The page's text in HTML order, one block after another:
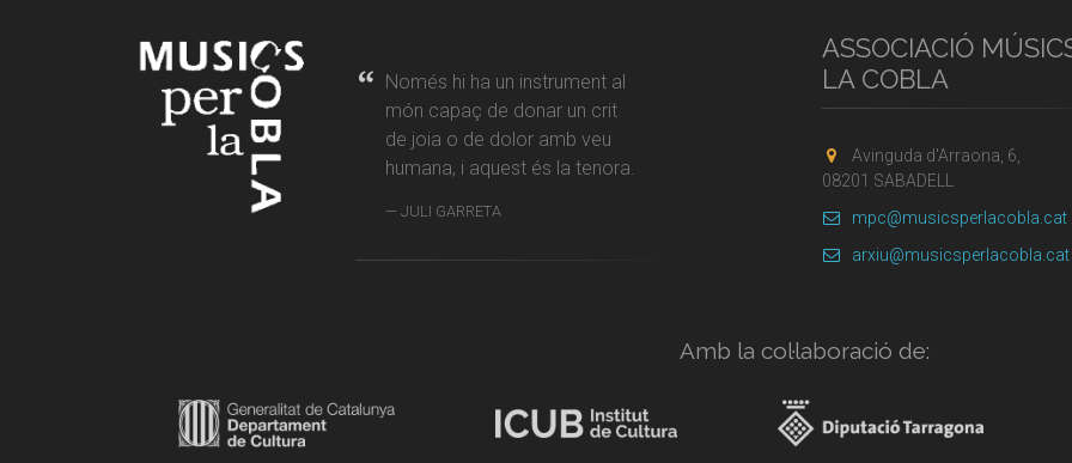
Només hi ha un instrument al
món capaç de donar un crit
de joia o de dolor amb veu
humana, i aquest és la tenora.
JULI GARRETA
ASSOCIACIÓ
LA COBLA
Avinguda d'Arraona, 6,
08201 SABADELL
mpc@musicsperlacobla.cat
arxiu@musicsperlacobla.cat
Amb la col·laboració de: